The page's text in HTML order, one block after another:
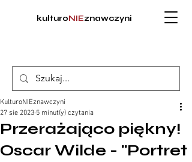
kulturoNIEznawczyni
Przerażająco piękny!
Oscar Wilde - "Portret
KulturoNIEznawczyni
27 sie 2023 5 minut(y) czytania